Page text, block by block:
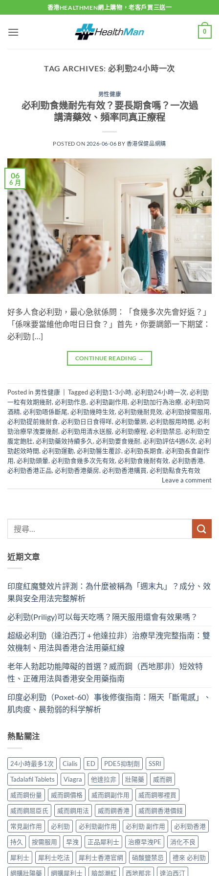
to
content
香港HEALTHMEN網上購物，老客戶買三送一
0
TAG ARCHIVES: 必利勁24小時一次
男性健康
必利勁食幾耐先有效？要長期食嗎？一次過
講清藥效、頻率同真正療程
POSTED ON 2026-06-06 BY 香港保健品網購
06
6 月
好多人食必利勁，最心急就係問：「食幾多次先會好返？」
「係咪要當維他命咁日日食？」首先，你要調節一下期望：
必利勁 […]
CONTINUE READING →
Posted in 男性健康 Tagged必利勁1-3小時, 必利勁24小時一次, 必利勁
一粒有效期幾耐, 必利勁作息, 必利勁副作用, 必利勁加行為治療, 必利勁同
酒精, 必利勁唔係斷尾, 必利勁幾時生效, 必利勁幾耐見效, 必利勁按需服用,
必利勁提前幾耐食, 必利勁日日食得咩, 必利勁暈厥, 必利勁服用時間, 必利
勁治療早洩要幾耐, 必利勁用清水送服, 必利勁療程, 必利勁禁忌, 必利勁空
腹定飽肚, 必利勁藥效持續多久, 必利勁要食幾耐, 必利勁評估4週6次, 必利
勁起效時間, 必利勁運動, 必利勁醫生覆診, 必利勁長期食, 必利勁長食副作
用, 必利勁頭暈, 必利勁食幾多次先有效, 必利勁食幾耐有效, 必利勁香港,
必利勁香港正品, 必利勁香港藥房, 必利勁香港購買, 必利勁點食先有效
Leave a comment
近期文章
印度紅魔雙效片評測：為什麼被稱為「週末丸」？成分、效
果與安全用法完整解析
必利勁(Priligy)可以每天吃嗎？隔天服用還會有效果嗎？
超級必利勁（達泊西汀 + 他達拉非）治療早洩完整指南：雙
效機制、用法與香港合法用藥紅線
老年人勃起功能障礙的首選？威而鋼（西地那非）短效特
性、正確用法與香港安全用藥指南
印度必利勁（Poxet-60）事後修復指南：隔天「斷電感」、
肌肉痠、晨勃弱的科学解析
熱點關注
24小時最多1次 Cialis ED PDE5抑制劑
SSRI
Tadalafil Tablets
Viagra 他達拉非 壯陽藥
威而鋼
威而鋼份量
威而鋼價格 威而鋼副作用
威而鋼哪裡買
威而鋼屈臣氏
威而鋼用法 威而鋼香港
威而鋼香港價錢
常見副作用
必利勁 必利勁副作用 必利勁 副作用
必利勁香港
持久
按需服用 早洩 正品犀利士 治療早洩PE
消化不良
犀利士
犀利士吃法 犀利士香港官網 硝酸鹽禁忌
禮來 必利勁
網購壯陽藥
網購犀利士 臉部潮紅 西地那非 達泊西汀